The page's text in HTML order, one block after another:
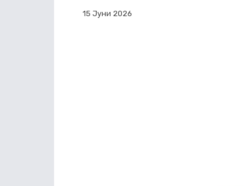
15 Јуни 2026